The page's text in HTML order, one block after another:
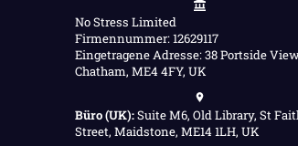
No Stress Limited
Firmennummer: 12629117
Eingetragene Adresse: 38 Portside
Chatham, ME4 4FY, UK
Büro (UK):Suite M6, Old Library, St
Street, Maidstone, ME14 1LH, UK